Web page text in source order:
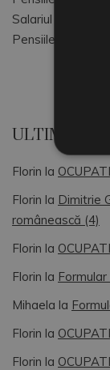
Salariul Minim
Pensiile
ULTIMELE
Florin la
Florin la Dimitrie
românească (4)
Florin la
Florin la
Mihaela la
Florin la
Florin la